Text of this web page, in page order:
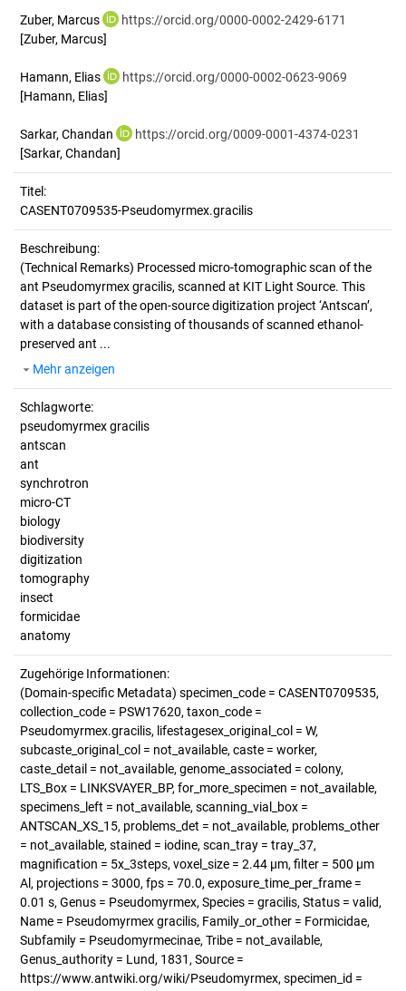
Zuber, Marcus
https://orcid.org/0000-0002-2429-6171
[Zuber, Marcus]
Hamann, Elias
https://orcid.org/0000-0002-0623-9069
[Hamann, Elias]
Sarkar, Chandan
https://orcid.org/0009-0001-4374-0231
[Sarkar, Chandan]
Titel:
CASENT0709535-Pseudomyrmex.gracilis
Beschreibung:
(Technical Remarks) Processed micro-tomographic scan of the
ant Pseudomyrmex gracilis, scanned at KIT Light Source. This
dataset is part of the open-source digitization project ‘Antscan’,
with a database consisting of thousands of scanned ethanol-
preserved ant ...
Mehr anzeigen
Schlagworte:
pseudomyrmex gracilis
antscan
ant
synchrotron
micro-CT
biology
biodiversity
digitization
tomography
insect
formicidae
anatomy
Zugehörige Informationen:
(Domain-specific Metadata) specimen_code = CASENT0709535,
collection_code = PSW17620, taxon_code =
Pseudomyrmex.gracilis, lifestagesex_original_col = W,
subcaste_original_col = not_available, caste = worker,
caste_detail = not_available, genome_associated = colony,
LTS_Box = LINKSVAYER_BP, for_more_specimen = not_available,
specimens_left = not_available, scanning_vial_box =
ANTSCAN_XS_15, problems_det = not_available, problems_other
= not_available, stained = iodine, scan_tray = tray_37,
magnification = 5x_3steps, voxel_size = 2.44 µm, filter = 500 µm
Al, projections = 3000, fps = 70.0, exposure_time_per_frame =
0.01 s, Genus = Pseudomyrmex, Species = gracilis, Status = valid,
Name = Pseudomyrmex gracilis, Family_or_other = Formicidae,
Subfamily = Pseudomyrmecinae, Tribe = not_available,
Genus_authority = Lund, 1831, Source =
https://www.antwiki.org/wiki/Pseudomyrmex, specimen_id =